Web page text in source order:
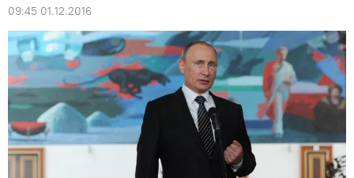
09:45 01.12.2016